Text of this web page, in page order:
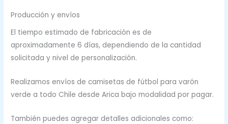
Producción y envíos
El tiempo estimado de fabricación es de
aproximadamente 6 días, dependiendo de la cantidad
solicitada y nivel de personalización.
Realizamos envíos de camisetas de fútbol para varón
verde a todo Chile desde Arica bajo modalidad por pagar.
También puedes agregar detalles adicionales como: